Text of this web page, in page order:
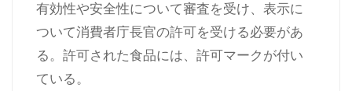
有効性や安全性について審査を受け、表示に
ついて消費者庁長官の許可を受ける必要があ
る。許可された食品には、許可マークが付い
ている。